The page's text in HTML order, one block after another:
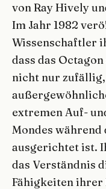
von Ray Hively
Im Jahr 1982
Wissenschaftler
dass das
nicht nur
extremen Auf-
Mondes während
ausgerichtet ist.
das Verständnis
Fähigkeiten ihrer